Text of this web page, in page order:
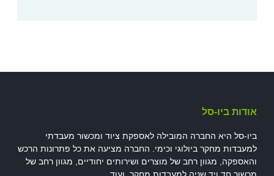
אודות ביו-סל
ביו-סל היא החברה המובילה לאספקת ציוד ומכשור מעבדתי
למעבדות מחקר ביולוגי וכימי. החברה מציעה את כל פתרונות הרכש
והאספקה, מגוון רחב של מוצרים ושירותים יחודיים, מגוון רחב של